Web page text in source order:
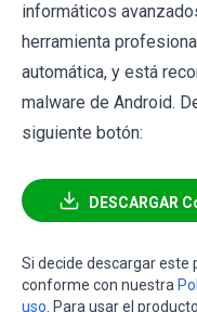
informáticos
herramienta
automática, y está
malware de Android.
siguiente botón:
DESCARGAR
Si decide descargar este
conforme con nuestra
uso . Para usar el